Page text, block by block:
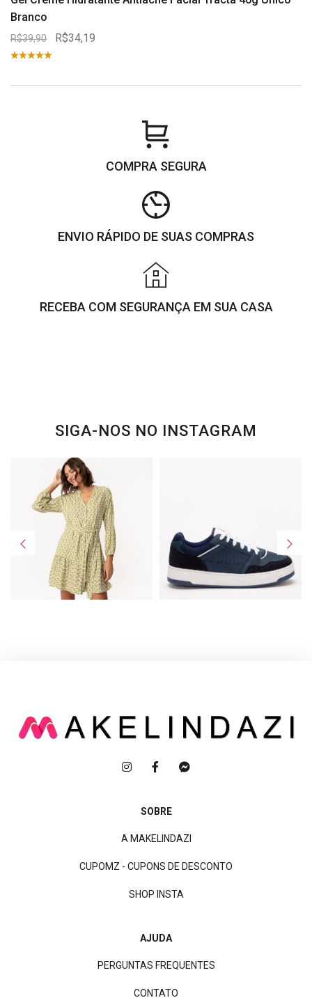
Branco
R$39,90 R$34,19
COMPRA SEGURA
ENVIO RÁPIDO DE SUAS COMPRAS
RECEBA COM SEGURANÇA EM SUA CASA
SIGA-NOS NO INSTAGRAM
SOBRE
A MAKELINDAZI
CUPOMZ - CUPONS DE DESCONTO
SHOP INSTA
AJUDA
PERGUNTAS FREQUENTES
CONTATO